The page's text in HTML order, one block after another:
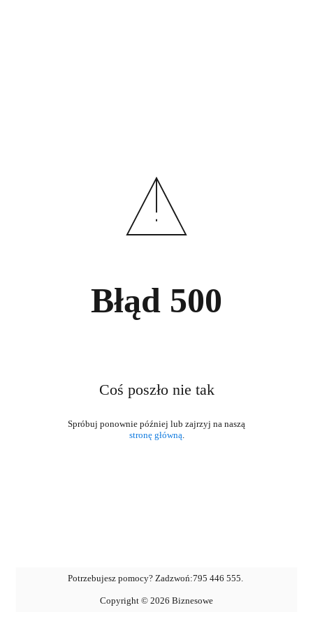
Błąd 500
Coś poszło nie tak
stronę główną.
Potrzebujesz pomocy? Zadzwoń:795 446 555.
Copyright © 2026 Biznesowe